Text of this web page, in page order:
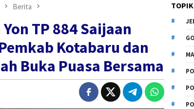
Berita
TP 884 Saijaan
Kotabaru dan
Buka Puasa Bersama